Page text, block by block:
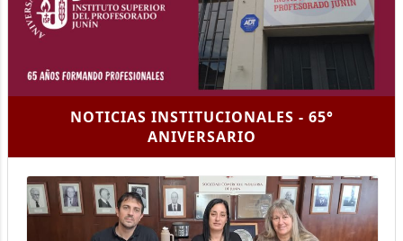
NOTICIAS INSTITUCIONALES - 65°
ANIVERSARIO